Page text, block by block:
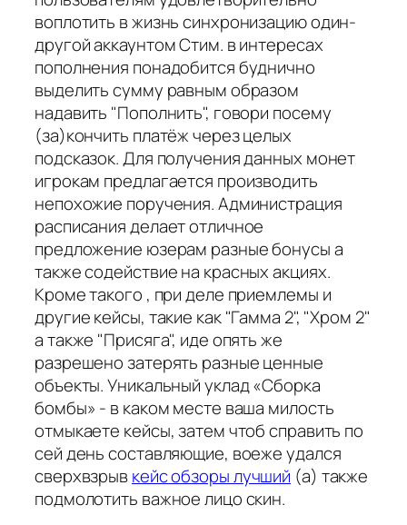
воплотить в жизнь синхронизацию один-
другой аккаунтом Стим. в интересах
пополнения понадобится буднично
выделить сумму равным образом
надавить "Пополнить", говори посему
(за)кончить платёж через целых
подсказок. Для получения данных монет
игрокам предлагается производить
непохожие поручения. Администрация
расписания делает отличное
предложение юзерам разные бонусы а
также содействие на красных акциях.
Кроме такого , при деле приемлемы и
другие кейсы, такие как "Гамма 2", "Хром 2"
а также "Присяга", иде опять же
разрешено затерять разные ценные
объекты. Уникальный уклад «Сборка
бомбы» - в каком месте ваша милость
отмыкаете кейсы, затем чтоб справить по
сей день составляющие, воеже удался
сверхвзрывкейс обзоры лучший (а) также
подмолотить важное лицо скин.